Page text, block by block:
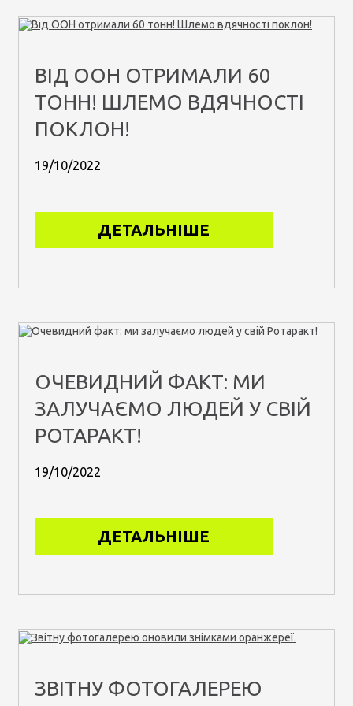
ВІД ООН ОТРИМАЛИ 60
ТОНН! ШЛЕМО ВДЯЧНОСТІ
ПОКЛОН!
19/10/2022
ДЕТАЛЬНІШЕ
ОЧЕВИДНИЙ ФАКТ: МИ
ЗАЛУЧАЄМО ЛЮДЕЙ У СВІЙ
РОТАРАКТ!
19/10/2022
ДЕТАЛЬНІШЕ
ЗВІТНУ ФОТОГАЛЕРЕЮ